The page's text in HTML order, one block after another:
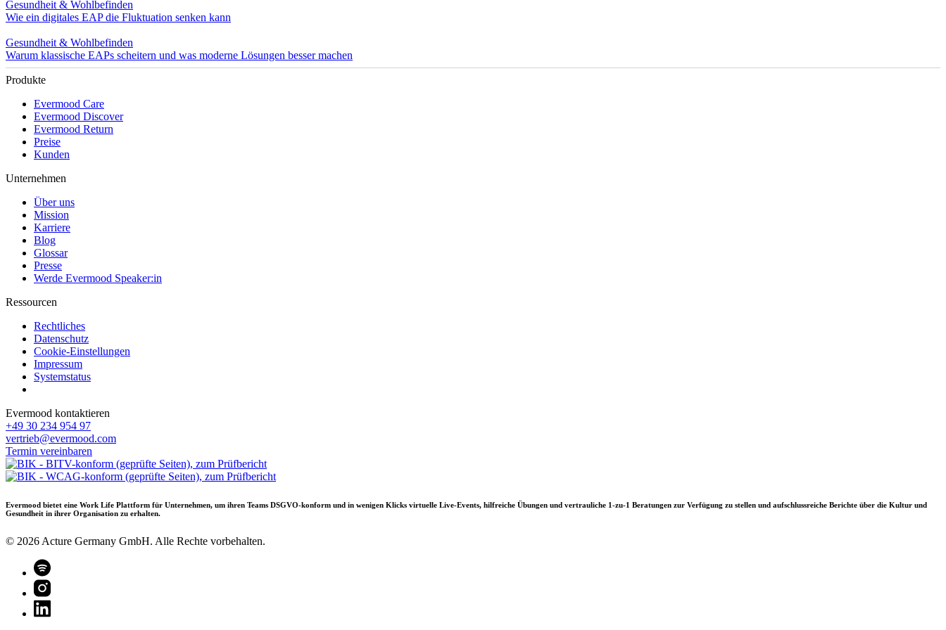
Gesundheit & Wohlbefinden
Wie ein digitales EAP die Fluktuation senken kann
Gesundheit & Wohlbefinden
Warum klassische EAPs scheitern und was moderne Lösungen besser machen
Produkte
Evermood Care
Evermood Discover
Evermood Return
Preise
Kunden
Unternehmen
Über uns
Mission
Karriere
Blog
Glossar
Presse
Werde Evermood Speaker:in
Ressourcen
Rechtliches
Datenschutz
Cookie-Einstellungen
Impressum
Systemstatus
Evermood kontaktieren
+49 30 234 954 97
vertrieb@evermood.com
Termin vereinbaren
Evermood bietet eine Work Life Plattform für Unternehmen, um ihren Teams DSGVO-konform und in wenigen Klicks virtuelle Live-Events, hilfreiche Übungen und vertrauliche 1-zu-1 Beratungen zur Verfügung zu stellen und aufschlussreiche Berichte über die Kultur und
Gesundheit in ihrer Organisation zu erhalten.
© 2026 Acture Germany GmbH. Alle Rechte vorbehalten.